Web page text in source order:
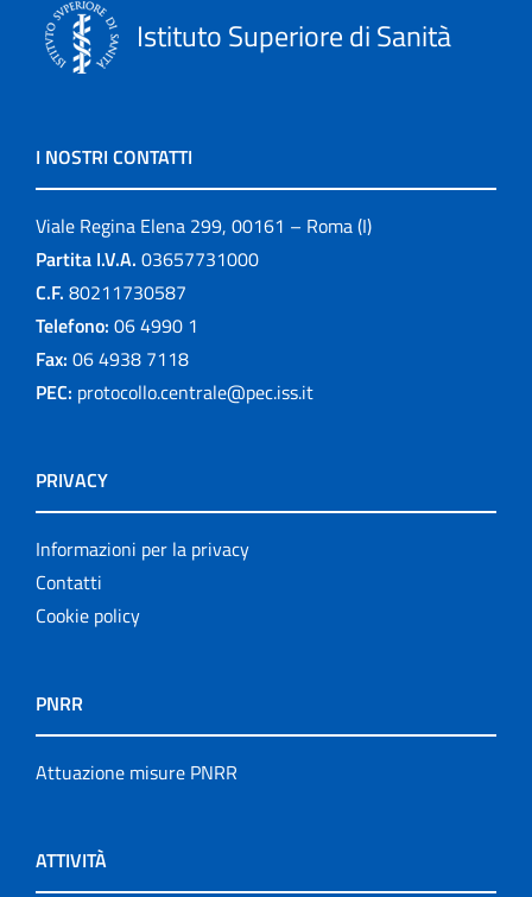
Istituto Superiore di Sanità
I NOSTRI CONTATTI
Viale Regina Elena 299, 00161 – Roma (I)
Partita I.V.A. 03657731000
C.F. 80211730587
Telefono: 06 4990 1
Fax: 06 4938 7118
PEC: protocollo.centrale@pec.iss.it
PRIVACY
Informazioni per la privacy
Contatti
Cookie policy
PNRR
Attuazione misure PNRR
ATTIVITÀ